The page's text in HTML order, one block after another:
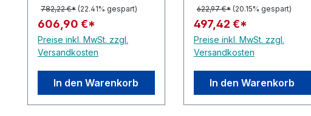
782,22 €* (22.41% gespart)
606,90 €*
Preise inkl. MwSt. zzgl.
Versandkosten
In den Warenkorb
622,97 €* (20.15% gespart)
497,42 €*
Preise inkl. MwSt. zzgl.
Versandkosten
In den Warenkorb